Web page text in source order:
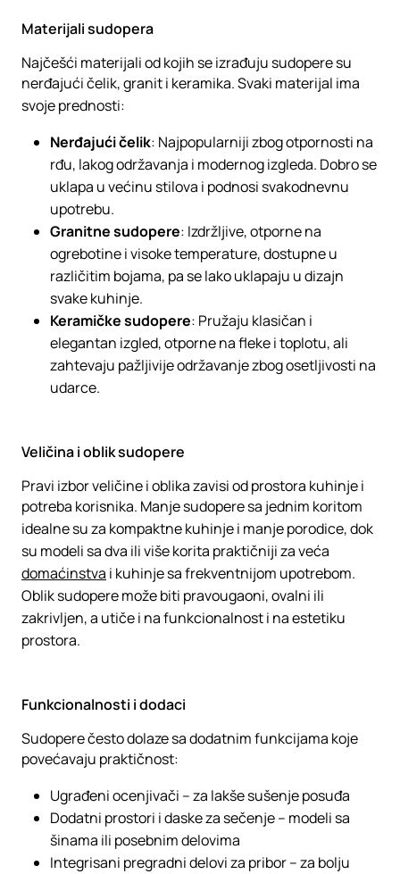
Materijali sudopera
Najčešći materijali od kojih se izrađuju sudopere su
nerđajući čelik, granit i keramika. Svaki materijal ima
svoje prednosti:
Nerđajući čelik: Najpopularniji zbog otpornosti na
rđu, lakog održavanja i modernog izgleda. Dobro se
uklapa u većinu stilova i podnosi svakodnevnu
upotrebu.
Granitne sudopere: Izdržljive, otporne na
ogrebotine i visoke temperature, dostupne u
različitim bojama, pa se lako uklapaju u dizajn
svake kuhinje.
Keramičke sudopere: Pružaju klasičan i
elegantan izgled, otporne na fleke i toplotu, ali
zahtevaju pažljivije održavanje zbog osetljivosti na
udarce.
Veličina i oblik sudopere
Pravi izbor veličine i oblika zavisi od prostora kuhinje i
potreba korisnika. Manje sudopere sa jednim koritom
idealne su za kompaktne kuhinje i manje porodice, dok
su modeli sa dva ili više korita praktičniji za veća
domaćinstva i kuhinje sa frekventnijom upotrebom.
Oblik sudopere može biti pravougaoni, ovalni ili
zakrivljen, a utiče i na funkcionalnost i na estetiku
prostora.
Funkcionalnosti i dodaci
Sudopere često dolaze sa dodatnim funkcijama koje
povećavaju praktičnost:
Ugrađeni ocenjivači – za lakše sušenje posuđa
Dodatni prostori i daske za sečenje – modeli sa
šinama ili posebnim delovima
Integrisani pregradni delovi za pribor – za bolju